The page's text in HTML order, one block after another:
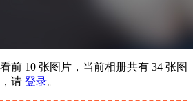
前 10 张图片，当前相册共有 34 张图
请 登录。